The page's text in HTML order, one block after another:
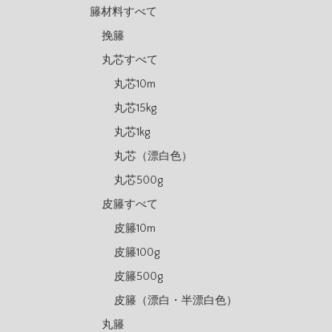
籐材料すべて
挽籐
丸芯すべて
丸芯10m
丸芯15kg
丸芯1kg
丸芯（漂白色）
丸芯500g
皮籐すべて
皮籐10m
皮籐100g
皮籐500g
皮籐（漂白・半漂白色）
丸籐